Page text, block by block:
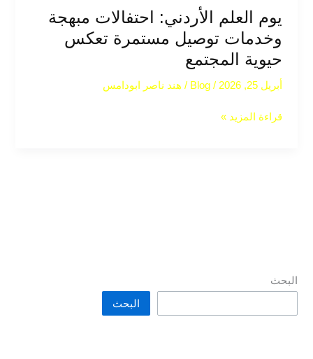
يوم العلم الأردني: احتفالات مبهجة
وخدمات توصيل مستمرة تعكس
حيوية المجتمع
أبريل 25, 2026 /
Blog
/ هند ناصر ابودامس
قراءة المزيد »
البحث
البحث